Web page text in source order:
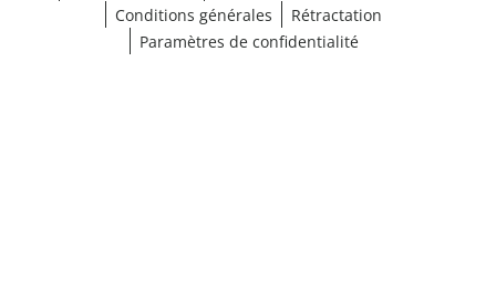
Conditions générales
Rétractation
Paramètres de confidentialité